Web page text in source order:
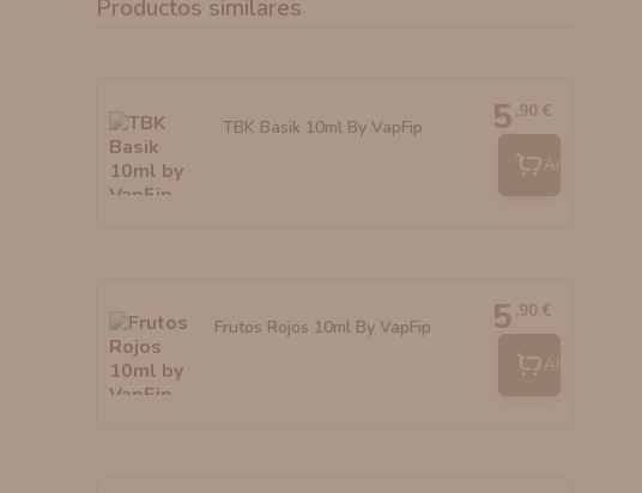
Productos similares
TBK Basik 10ml By VapFip 5 ,90 €
Añadir
Frutos Rojos 10ml By VapFip 5 ,90 €
Añadir